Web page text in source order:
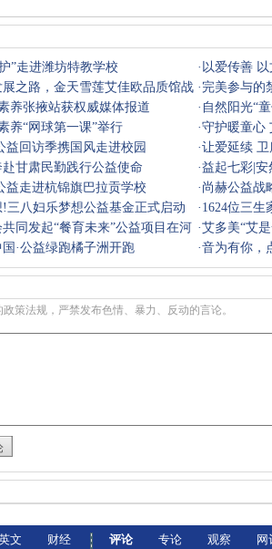
”走进潍坊特教学校 · 以爱传善
之路，金天雪莲艾佳欧品质馆战 · 完美参与的
养张掖站获权威媒体报道 · 自然阳光“
季
养“网球第一课”举行 ·守护暖童心
益回访季携国风走进校园 ·让爱延续
甘肃民勤践行公益使命 ·益起七彩|
益走进杭锦旗巴拉贡学校 · 尚赫公益战
三八妇乐梦想公益基金正式启动 · 1624位三生
同发起“餐育未来”公益项目在河 ·艾多美“艾
·公益绿跑橘子洲开跑 ·音为有你，
策法规，严禁发布色情、暴力、反动的言论。
文
财经
评论
专论
观察
网